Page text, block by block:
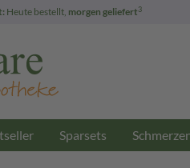
Heute bestellt, morgen geliefert3
Sparsets